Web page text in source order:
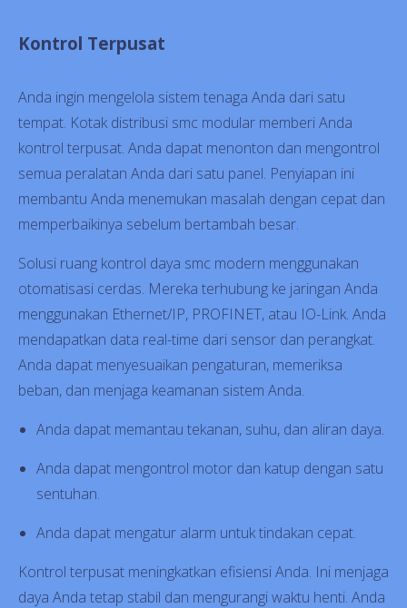
Kontrol Terpusat
Anda ingin mengelola sistem tenaga Anda dari satu
tempat. Kotak distribusi smc modular memberi Anda
kontrol terpusat. Anda dapat menonton dan mengontrol
semua peralatan Anda dari satu panel. Penyiapan ini
membantu Anda menemukan masalah dengan cepat dan
memperbaikinya sebelum bertambah besar.
Solusi ruang kontrol daya smc modern menggunakan
otomatisasi cerdas. Mereka terhubung ke jaringan Anda
menggunakan Ethernet/IP, PROFINET, atau IO-Link. Anda
mendapatkan data real-time dari sensor dan perangkat.
Anda dapat menyesuaikan pengaturan, memeriksa
beban, dan menjaga keamanan sistem Anda.
Anda dapat memantau tekanan, suhu, dan aliran daya.
Anda dapat mengontrol motor dan katup dengan satu
sentuhan.
Anda dapat mengatur alarm untuk tindakan cepat.
Kontrol terpusat meningkatkan efisiensi Anda. Ini menjaga
daya Anda tetap stabil dan mengurangi waktu henti. Anda